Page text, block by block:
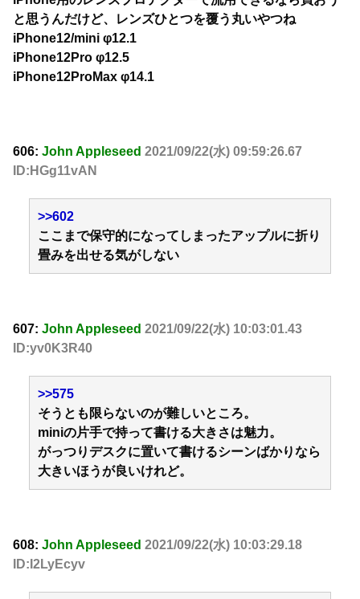
と思うんだけど、レンズひとつを覆う丸いやつね
iPhone12/mini φ12.1
iPhone12Pro φ12.5
iPhone12ProMax φ14.1
606: John Appleseed 2021/09/22(水) 09:59:26.67
ID:HGg11vAN
>>602
ここまで保守的になってしまったアップルに折り
畳みを出せる気がしない
607: John Appleseed 2021/09/22(水) 10:03:01.43
ID:yv0K3R40
>>575
そうとも限らないのが難しいところ。
miniの片手で持って書ける大きさは魅力。
がっつりデスクに置いて書けるシーンばかりなら
大きいほうが良いけれど。
608: John Appleseed 2021/09/22(水) 10:03:29.18
ID:I2LyEcyv